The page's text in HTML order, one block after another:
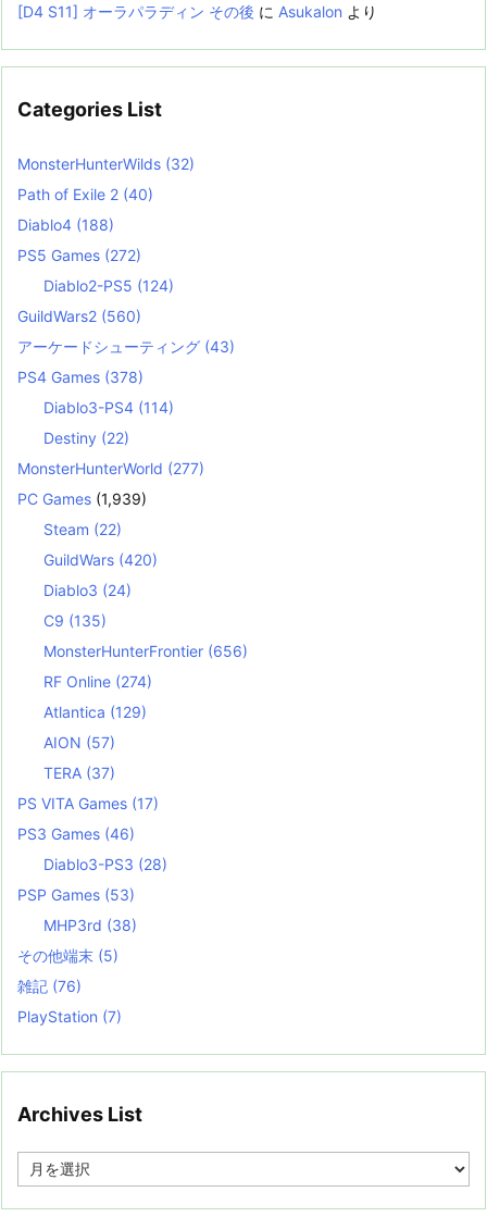
[D4 S11] オーラパラディン その後 に Asukalon より
Categories List
MonsterHunterWilds (32)
Path of Exile 2 (40)
Diablo4 (188)
PS5 Games (272)
Diablo2-PS5 (124)
GuildWars2 (560)
アーケードシューティング (43)
PS4 Games (378)
Diablo3-PS4 (114)
Destiny (22)
MonsterHunterWorld (277)
PC Games (1,939)
Steam (22)
GuildWars (420)
Diablo3 (24)
C9 (135)
MonsterHunterFrontier (656)
RF Online (274)
Atlantica (129)
AION (57)
TERA (37)
PS VITA Games (17)
PS3 Games (46)
Diablo3-PS3 (28)
PSP Games (53)
MHP3rd (38)
その他端末 (5)
雑記 (76)
PlayStation (7)
Archives List